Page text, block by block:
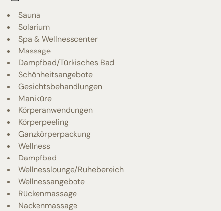
Sauna
Solarium
Spa & Wellnesscenter
Massage
Dampfbad/Türkisches Bad
Schönheitsangebote
Gesichtsbehandlungen
Maniküre
Körperanwendungen
Körperpeeling
Ganzkörperpackung
Wellness
Dampfbad
Wellnesslounge/Ruhebereich
Wellnessangebote
Rückenmassage
Nackenmassage